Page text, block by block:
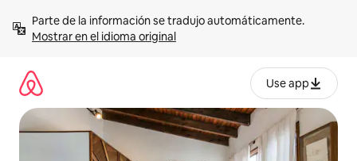
contenidoMostrar en el idioma original
Use app